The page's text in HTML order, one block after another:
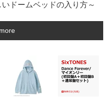
ドームベッドの入り方～